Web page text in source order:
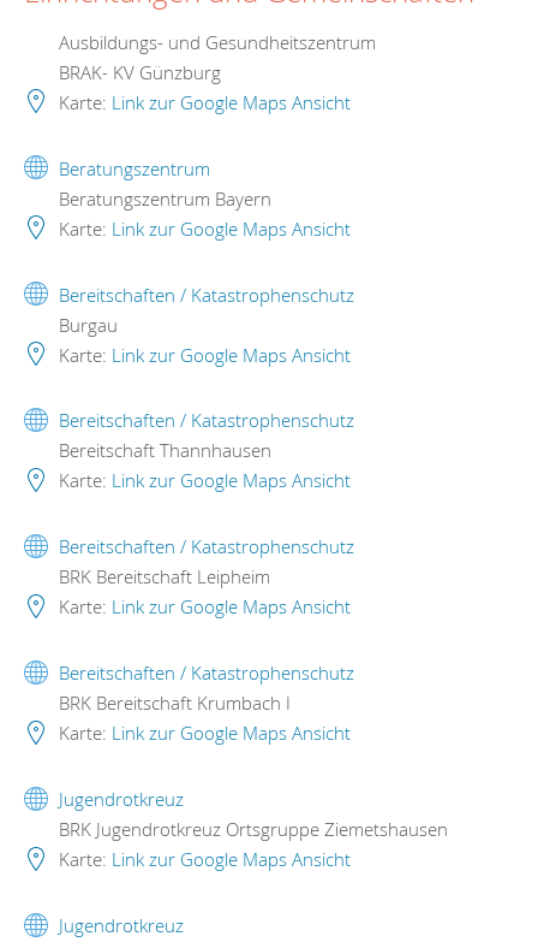
Ausbildungs- und Gesundheitszentrum
BRAK- KV Günzburg
Karte: Link zur Google Maps Ansicht
Beratungszentrum
Beratungszentrum Bayern
Karte: Link zur Google Maps Ansicht
Bereitschaften / Katastrophenschutz
Burgau
Karte: Link zur Google Maps Ansicht
Bereitschaften / Katastrophenschutz
Bereitschaft Thannhausen
Karte: Link zur Google Maps Ansicht
Bereitschaften / Katastrophenschutz
BRK Bereitschaft Leipheim
Karte: Link zur Google Maps Ansicht
Bereitschaften / Katastrophenschutz
BRK Bereitschaft Krumbach I
Karte: Link zur Google Maps Ansicht
Jugendrotkreuz
BRK Jugendrotkreuz Ortsgruppe Ziemetshausen
Karte: Link zur Google Maps Ansicht
Jugendrotkreuz